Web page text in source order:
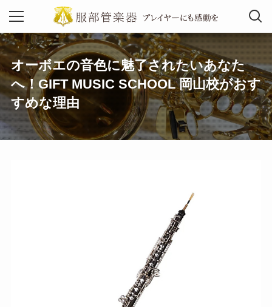
MENU
オーボエの音色に魅了されたいあなた
へ！GIFT MUSIC SCHOOL 岡山校がおす
すめな理由